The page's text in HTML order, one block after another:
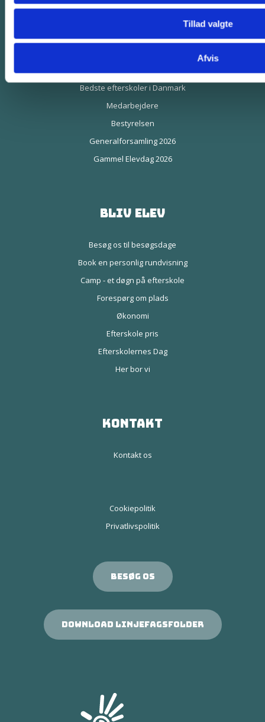
Tillad valgte
Afvis
Bedste efterskoler i Danmark
Medarbejdere
Bestyrelsen
Generalforsamling 2026
Gammel Elevdag 2026
Bliv elev
Besøg os til besøgsdage
Book en personlig rundvisning
Camp - et døgn på efterskole
Forespørg om plads
Økonomi
Efterskole pris
Efterskolernes Dag
Her bor vi
Kontakt
Kontakt os
Cookiepolitik
Privatlivspolitik
Besøg os
Download linjefagsfolder